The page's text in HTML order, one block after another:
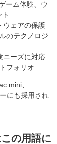
ーム体験、ウ
ウェアの保護
のテクノロジ
ニーズに対応
フォリオ
mini、
にも採用され
の用語に